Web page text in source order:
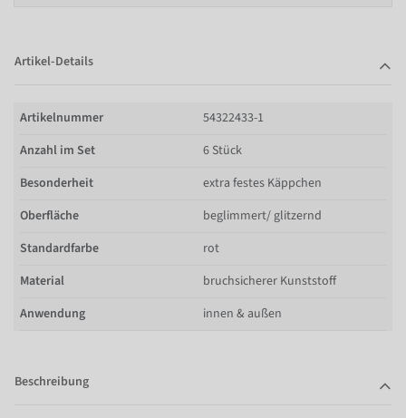
Artikel-Details
Artikelnummer
54322433-1
Anzahl im Set
6 Stück
Besonderheit
extra festes Käppchen
Oberfläche
beglimmert/ glitzernd
Standardfarbe
rot
Material
bruchsicherer Kunststoff
Anwendung
innen & außen
Beschreibung